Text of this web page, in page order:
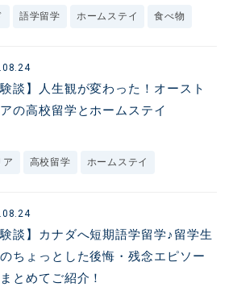
語学留学 ホームステイ 食べ物
験談】人生観が変わった！オースト
の高校留学とホームステイ
ア 高校留学 ホームステイ
験談】カナダへ短期語学留学♪留学生
ちょっとした後悔・残念エピソー
とめてご紹介！